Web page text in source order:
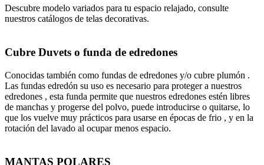
Descubre modelo variados para tu espacio relajado, consulte
nuestros catálogos de telas decorativas.
Cubre Duvets o funda de edredones
Conocidas también como fundas de edredones y/o cubre plumón .
Las fundas edredón su uso es necesario para proteger a nuestros
edredones , esta funda permite que nuestros edredones estén libres
de manchas y progerse del polvo, puede introducirse o quitarse, lo
que los vuelve muy prácticos para usarse en épocas de frio , y en la
rotación del lavado al ocupar menos espacio.
MANTAS POLARES